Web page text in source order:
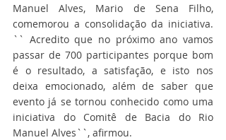
Manuel Alves, Mario de Sena Filho,
comemorou a consolidação da iniciativa.
`` Acredito que no próximo ano vamos
passar de 700 participantes porque bom
é o resultado, a satisfação, e isto nos
deixa emocionado, além de saber que
evento já se tornou conhecido como uma
iniciativa do Comitê de Bacia do Rio
Manuel Alves``, afirmou.